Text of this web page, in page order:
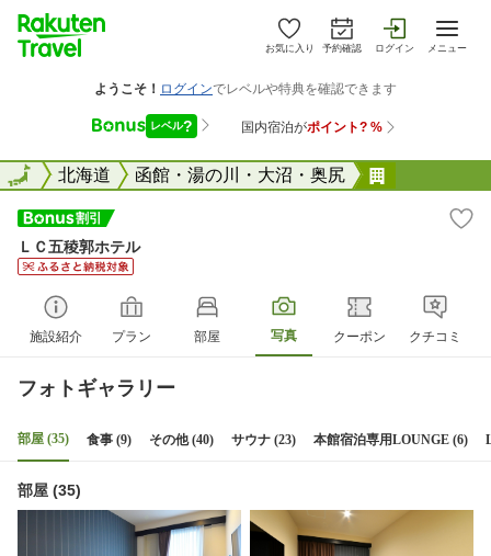
お気に入り 予約確認 ログイン メニュー
全国北海道 函館・湯の川・大沼・奥尻
全国
ＬＣ五稜郭ホテル
施設紹介 プラン 部屋 写真 クーポン クチコミ
フォトギャラリー
部屋 (35) 食事 (9) その他 (40) サウナ (23) 本館宿泊専用LOUNGE (6)
部屋 (35)